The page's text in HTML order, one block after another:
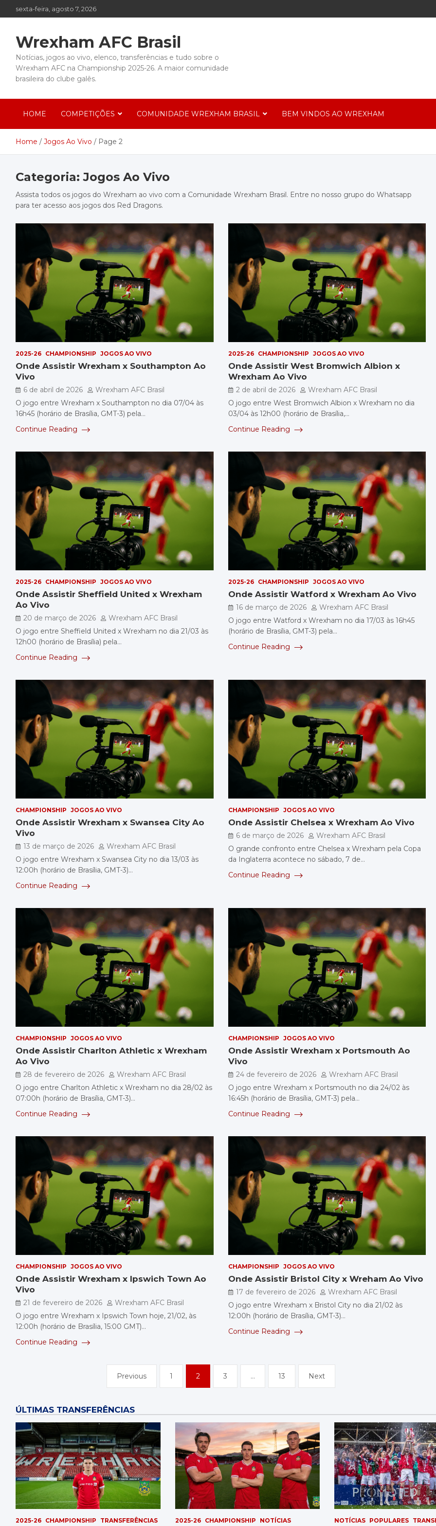
to
sexta-feira, agosto 7, 2026
Wrexham AFC Brasil
Notícias, jogos ao vivo, elenco, transferências e tudo sobre o
Wrexham AFC na Championship 2025-26. A maior comunidade
brasileira do clube galês.
HOME COMPETIÇÕES COMUNIDADE WREXHAM BRASIL BEM VINDOS AO WREXHAM
Home Jogos Ao Vivo Page 2
Categoria:Jogos Ao Vivo
Assista todos os jogos do Wrexham ao vivo com a Comunidade Wrexham Brasil. Entre no nosso grupo do Whatsapp
para ter acesso aos jogos dos Red Dragons.
2025-26 CHAMPIONSHIP JOGOS AO VIVO
Onde Assistir Wrexham x Southampton Ao
Vivo
6 de abril de 2026
Wrexham AFC Brasil
O jogo entre Wrexham x Southampton no dia 07/04 às
16h45 (horário de Brasília, GMT-3) pela…
Continue Reading
2025-26 CHAMPIONSHIP JOGOS AO VIVO
Onde Assistir West Bromwich Albion x
Wrexham Ao Vivo
2 de abril de 2026
Wrexham AFC Brasil
O jogo entre West Bromwich Albion x Wrexham no dia
03/04 às 12h00 (horário de Brasília,…
Continue Reading
2025-26 CHAMPIONSHIP JOGOS AO VIVO
Onde Assistir Sheffield United x Wrexham
Ao Vivo
20 de março de 2026
Wrexham AFC Brasil
O jogo entre Sheffield United x Wrexham no dia 21/03 às
12h00 (horário de Brasília) pela…
Continue Reading
2025-26 CHAMPIONSHIP JOGOS AO VIVO
Onde Assistir Watford x Wrexham Ao Vivo
16 de março de 2026
Wrexham AFC Brasil
O jogo entre Watford x Wrexham no dia 17/03 às 16h45
(horário de Brasília, GMT-3) pela…
Continue Reading
CHAMPIONSHIP JOGOS AO VIVO
Onde Assistir Wrexham x Swansea City Ao
Vivo
13 de março de 2026
Wrexham AFC Brasil
O jogo entre Wrexham x Swansea City no dia 13/03 às
12:00h (horário de Brasília, GMT-3)…
Continue Reading
CHAMPIONSHIP JOGOS AO VIVO
Onde Assistir Chelsea x Wrexham Ao Vivo
6 de março de 2026
Wrexham AFC Brasil
O grande confronto entre Chelsea x Wrexham pela Copa
da Inglaterra acontece no sábado, 7 de…
Continue Reading
CHAMPIONSHIP JOGOS AO VIVO
Onde Assistir Charlton Athletic x Wrexham
Ao Vivo
28 de fevereiro de 2026
Wrexham AFC Brasil
O jogo entre Charlton Athletic x Wrexham no dia 28/02 às
07:00h (horário de Brasília, GMT-3)…
Continue Reading
CHAMPIONSHIP JOGOS AO VIVO
Onde Assistir Wrexham x Portsmouth Ao
Vivo
24 de fevereiro de 2026
Wrexham AFC Brasil
O jogo entre Wrexham x Portsmouth no dia 24/02 às
16:45h (horário de Brasília, GMT-3) pela…
Continue Reading
CHAMPIONSHIP JOGOS AO VIVO
Onde Assistir Wrexham x Ipswich Town Ao
Vivo
21 de fevereiro de 2026
Wrexham AFC Brasil
O jogo entre Wrexham x Ipswich Town hoje, 21/02, às
12:00h (horário de Brasília, 15:00 GMT)…
Continue Reading
CHAMPIONSHIP JOGOS AO VIVO
Onde Assistir Bristol City x Wreham Ao Vivo
17 de fevereiro de 2026
Wrexham AFC Brasil
O jogo entre Wrexham x Bristol City no dia 21/02 às
12:00h (horário de Brasília, GMT-3)…
Continue Reading
posts
Previous 1 2 3 … 13 Next
ÚLTIMAS TRANSFERÊNCIAS
2025-26 CHAMPIONSHIP TRANSFERÊNCIAS 2025-26 CHAMPIONSHIP NOTÍCIAS NOTÍCIAS POPULARES